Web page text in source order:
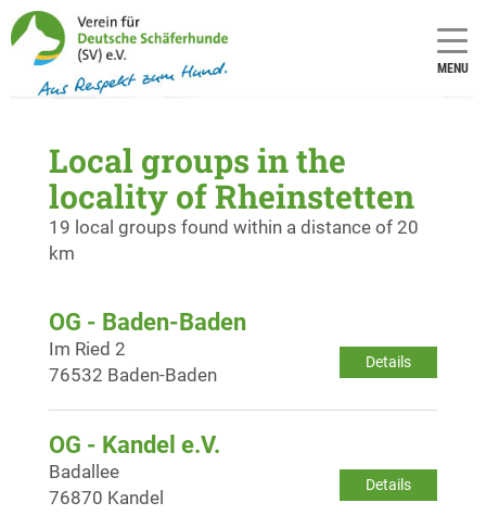
MENU
Local groups in the
locality of Rheinstetten
19 local groups found within a distance of 20
km
OG - Baden-Baden
Details
Im Ried 2
76532 Baden-Baden
OG - Kandel e.V.
Details
Badallee
76870 Kandel